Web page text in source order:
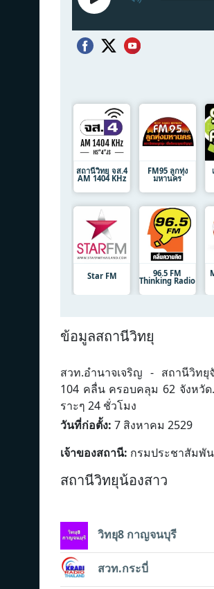
สถานีวิทยุ จส.4
AM 1404 KHz
FM95 ลูกทุ่ง
มหานคร
Star FM 96.5 FM
Thinking Radio
ข้อมูลสถานีวิทยุ
สวท.อำนาจเจริญ - สถานีวิทยุ
104 คลื่น ครอบคลุม 62 จังหวัด
ราะๆ 24 ชั่วโมง
วันที่ก่อตั้ง: 7 สิงหาคม 2529
เจ้าของสถานี: กรมประชาสัมพั
สถานีวิทยุน้องสาว
วิทยุ8 กาญจนบุรี
สวท.กระบี่